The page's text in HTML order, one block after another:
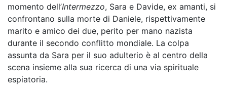
momento dell’Intermezzo, Sara e Davide, ex amanti, si
confrontano sulla morte di Daniele, rispettivamente
marito e amico dei due, perito per mano nazista
durante il secondo conflitto mondiale. La colpa
assunta da Sara per il suo adulterio è al centro della
scena insieme alla sua ricerca di una via spirituale
espiatoria.